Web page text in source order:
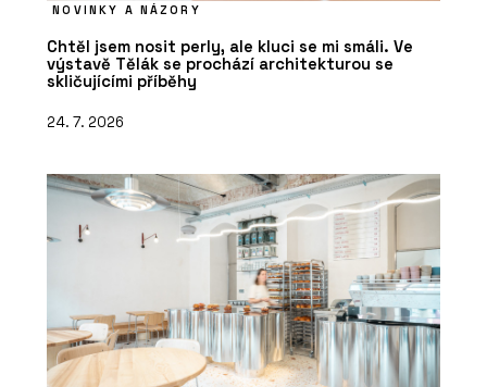
NOVINKY A NÁZORY
Chtěl jsem nosit perly, ale kluci se mi smáli. Ve
výstavě Tělák se prochází architekturou se
skličujícími příběhy
24. 7. 2026